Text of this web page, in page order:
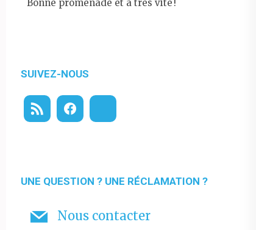
Bonne promenade et à très vite !
SUIVEZ-NOUS
UNE QUESTION ? UNE RÉCLAMATION ?
Nous contacter